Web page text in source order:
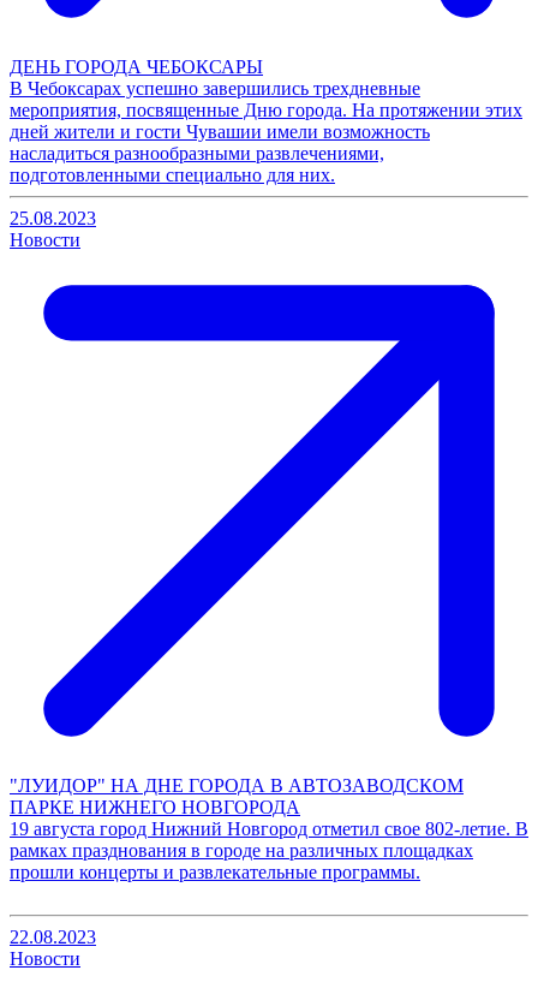
ДЕНЬ ГОРОДА ЧЕБОКСАРЫ
В Чебоксарах успешно завершились трехдневные
мероприятия, посвященные Дню города. На протяжении этих
дней жители и гости Чувашии имели возможность
насладиться разнообразными развлечениями,
подготовленными специально для них.
25.08.2023
Новости
"ЛУИДОР" НА ДНЕ ГОРОДА В АВТОЗАВОДСКОМ
ПАРКЕ НИЖНЕГО НОВГОРОДА
19 августа город Нижний Новгород отметил свое 802-летие. В
рамках празднования в городе на различных площадках
прошли концерты и развлекательные программы.
22.08.2023
Новости